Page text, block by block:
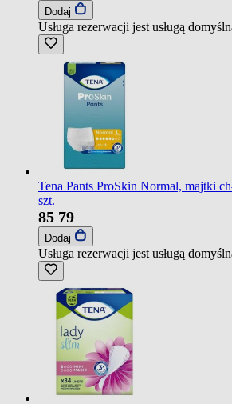
Dodaj
Usługa rezerwacji jest usługą
Tena Pants ProSkin Normal, majtki
szt.
85 79
Dodaj
Usługa rezerwacji jest usługą